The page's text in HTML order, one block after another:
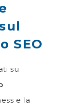
SEO
su
e la